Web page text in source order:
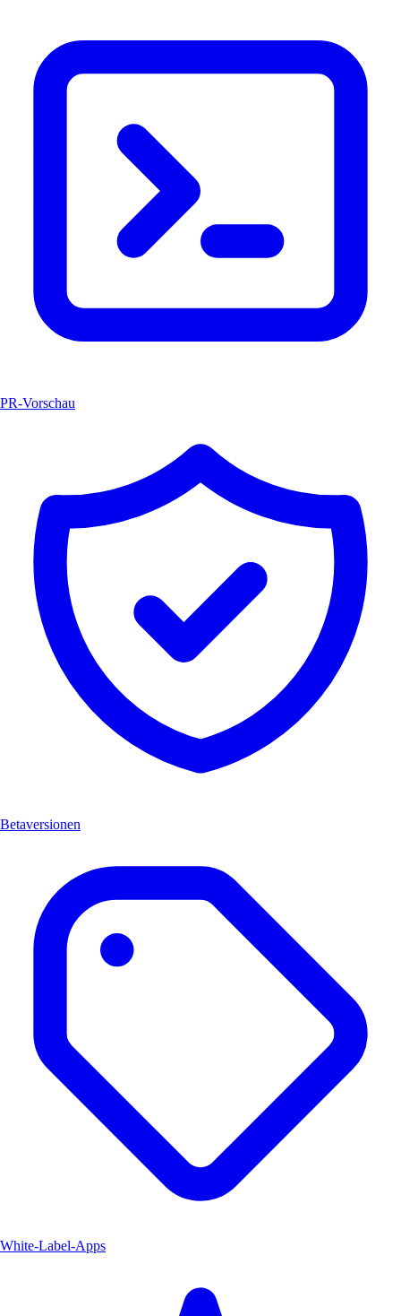
PR-Vorschau
Betaversionen
White-Label-Apps